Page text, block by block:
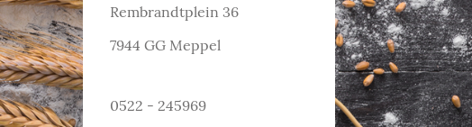
Rembrandtplein 36
7944 GG Meppel
0522 - 245969